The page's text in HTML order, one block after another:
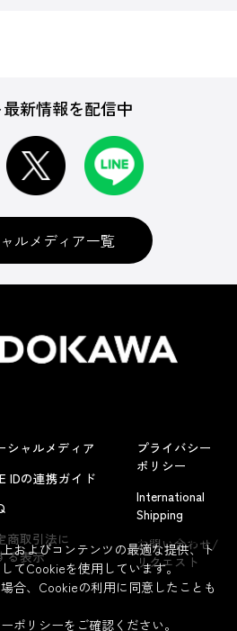
よくあるお問い合わせ
新情報を配信中
ルメディア一覧
シャルメディア
IDの連携ガイド
商取引法に
る表示
プライバシー
ポリシー
International
Shipping
お問い合わせ/
リクエスト
およびコンテンツの最適な提供、ト
てCookieを使用しています。
合、Cookieの利用に同意したことも
ポリシーをご確認ください。